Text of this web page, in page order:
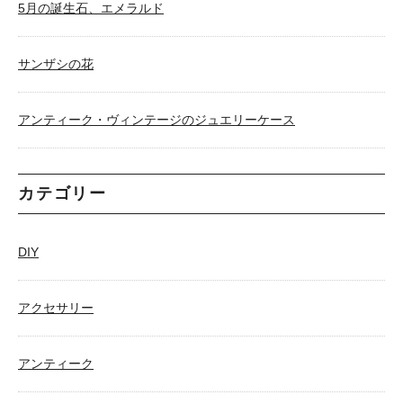
5月の誕生石、エメラルド
サンザシの花
アンティーク・ヴィンテージのジュエリーケース
カテゴリー
DIY
アクセサリー
アンティーク